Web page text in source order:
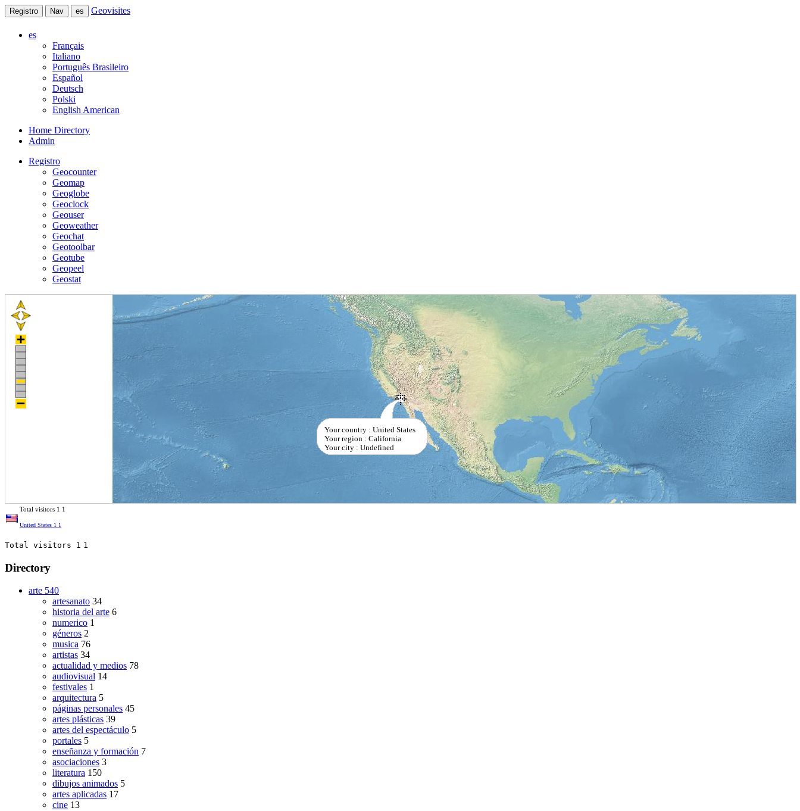
Registro Nav es Geovisites
es
Français
Italiano
Português Brasileiro
Español
Deutsch
Polski
English American
Home Directory
Admin
Registro
Geocounter
Geomap
Geoglobe
Geoclock
Geouser
Geoweather
Geochat
Geotoolbar
Geotube
Geopeel
Geostat
Your country : United States
Your region : California
Your city : Undefined
Total visitors 1 1
United States 1 1
Total visitors 1 1
Directory
arte 540
artesanato 34
historia del arte 6
numerico 1
géneros 2
musica 76
artistas 34
actualidad y medios 78
audiovisual 14
festivales 1
arquitectura 5
páginas personales 45
artes plásticas 39
artes del espectáculo 5
portales 5
enseñanza y formación 7
asociaciones 3
literatura 150
dibujos animados 5
artes aplicadas 17
cine 13